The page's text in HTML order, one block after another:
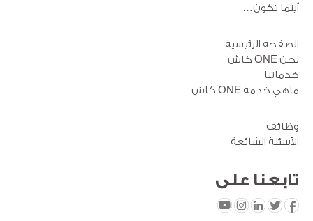
أينما تكون…
الصفحة الرئيسية
نحن ONE كاش
خدماتنا
ماهي خدمة ONE كاش
وظائف
الأسئلة الشائعة
تابعنا على